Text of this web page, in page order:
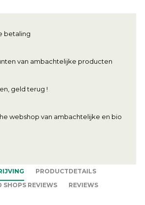
betaling
van ambachtelijke producten
geld terug !
webshop van ambachtelijke en bio
PRODUCTDETAILS
SHOPS REVIEWS
REVIEWS